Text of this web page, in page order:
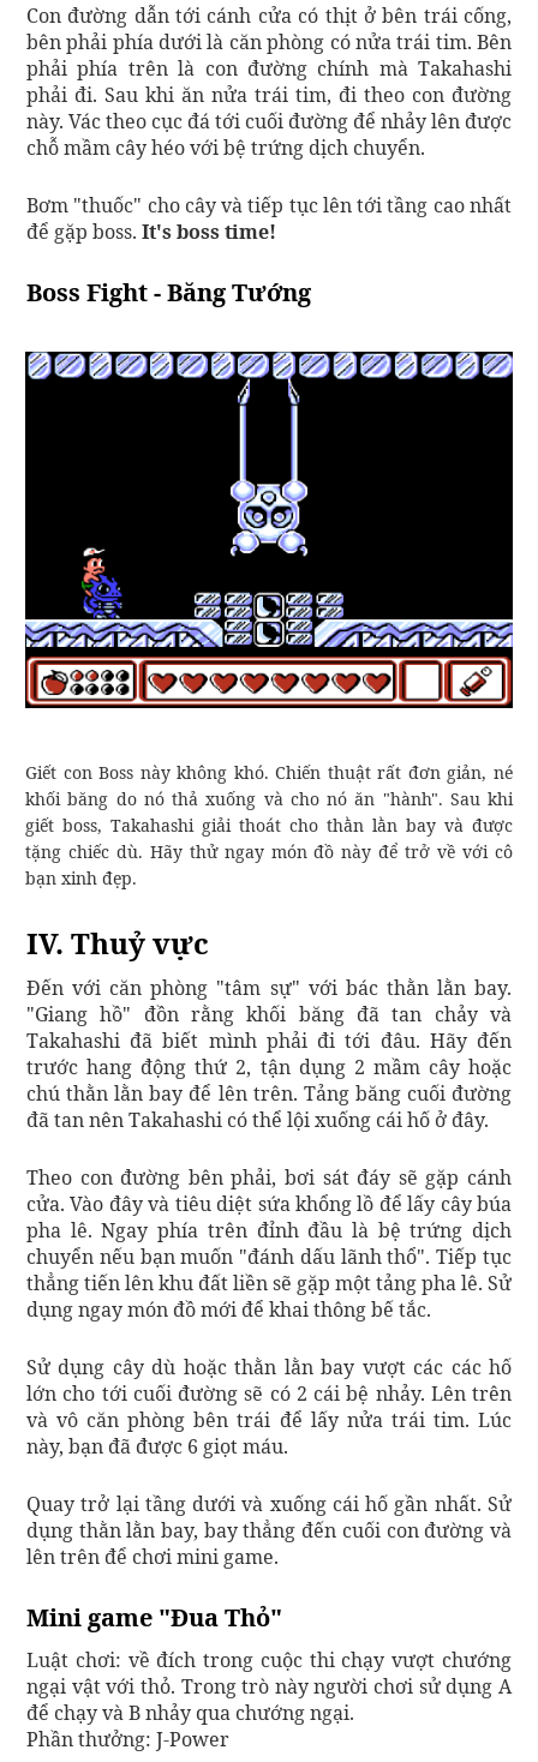
Con đường dẫn tới cánh cửa có thịt ở bên trái cống,
bên phải phía dưới là căn phòng có nửa trái tim. Bên
phải phía trên là con đường chính mà Takahashi
phải đi. Sau khi ăn nửa trái tim, đi theo con đường
này. Vác theo cục đá tới cuối đường để nhảy lên được
chỗ mầm cây héo với bệ trứng dịch chuyển.
Bơm "thuốc" cho cây và tiếp tục lên tới tầng cao nhất
để gặp boss. It's boss time!
Boss Fight - Băng Tướng
Giết con Boss này không khó. Chiến thuật rất đơn giản, né
khối băng do nó thả xuống và cho nó ăn "hành". Sau khi
giết boss, Takahashi giải thoát cho thằn lằn bay và được
tặng chiếc dù. Hãy thử ngay món đồ này để trở về với cô
bạn xinh đẹp.
IV. Thuỷ vực
Đến với căn phòng "tâm sự" với bác thằn lằn bay.
"Giang hồ" đồn rằng khối băng đã tan chảy và
Takahashi đã biết mình phải đi tới đâu. Hãy đến
trước hang động thứ 2, tận dụng 2 mầm cây hoặc
chú thằn lằn bay để lên trên. Tảng băng cuối đường
đã tan nên Takahashi có thể lội xuống cái hố ở đây.
Theo con đường bên phải, bơi sát đáy sẽ gặp cánh
cửa. Vào đây và tiêu diệt sứa khổng lồ để lấy cây búa
pha lê. Ngay phía trên đỉnh đầu là bệ trứng dịch
chuyển nếu bạn muốn "đánh dấu lãnh thổ". Tiếp tục
thẳng tiến lên khu đất liền sẽ gặp một tảng pha lê. Sử
dụng ngay món đồ mới để khai thông bế tắc.
Sử dụng cây dù hoặc thằn lằn bay vượt các các hố
lớn cho tới cuối đường sẽ có 2 cái bệ nhảy. Lên trên
và vô căn phòng bên trái để lấy nửa trái tim. Lúc
này, bạn đã được 6 giọt máu.
Quay trở lại tầng dưới và xuống cái hố gần nhất. Sử
dụng thằn lằn bay, bay thẳng đến cuối con đường và
lên trên để chơi mini game.
Mini game "Đua Thỏ"
​Luật chơi: về đích trong cuộc thi chạy vượt chướng
ngại vật với thỏ. Trong trò này người chơi sử dụng A
để chạy và B nhảy qua chướng ngại.
Phần thưởng: J-Power